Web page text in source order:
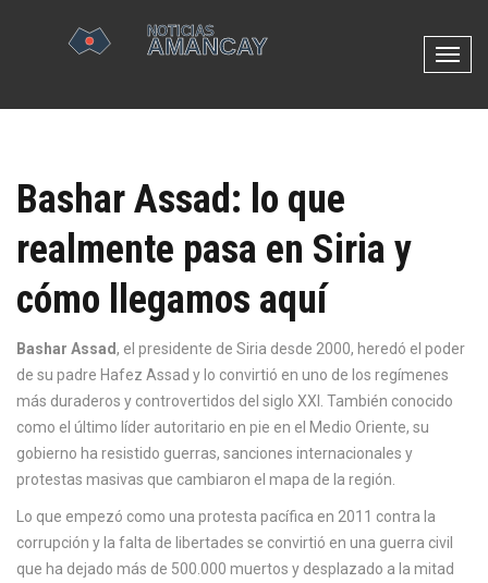
N
v
e
p
a
Bashar Assad: lo que
realmente pasa en Siria y
cómo llegamos aquí
Bashar Assad, el presidente de Siria desde 2000, heredó el poder
de su padre Hafez Assad y lo convirtió en uno de los regímenes
más duraderos y controvertidos del siglo XXI
. También conocido
como el último líder autoritario en pie en el Medio Oriente, su
gobierno ha resistido guerras, sanciones internacionales y
protestas masivas que cambiaron el mapa de la región.
Lo que empezó como una protesta pacífica en 2011 contra la
corrupción y la falta de libertades se convirtió en una guerra civil
que ha dejado más de 500.000 muertos y desplazado a la mitad